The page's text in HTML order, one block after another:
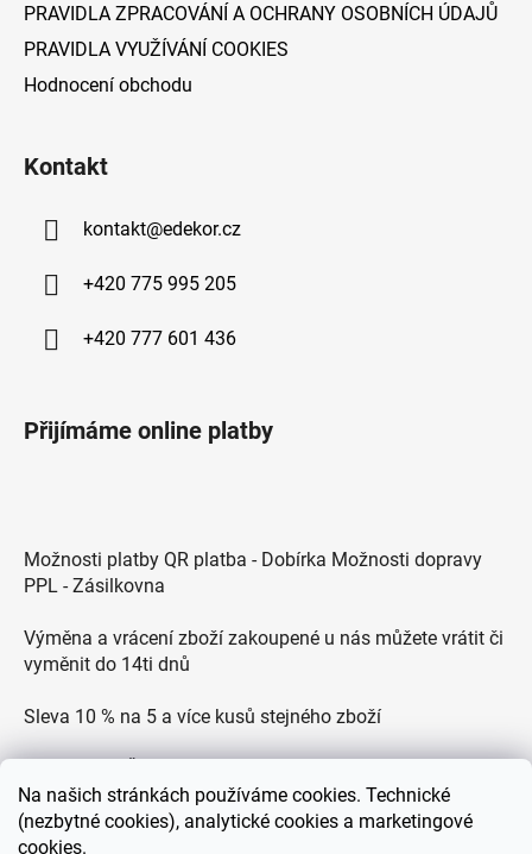
Na našich stránkách používáme cookies. Technické
(nezbytné cookies), analytické cookies a marketingové
cookies.
PRAVIDLA ZPRACOVÁNÍ A OCHRANY OSOBNÍCH ÚDAJŮ
PRAVIDLA VYUŽÍVÁNÍ COOKIES
Hodnocení obchodu
Kontakt
kontakt@edekor.cz
+420 775 995 205
+420 777 601 436
Přijímáme online platby
Možnosti platby QR platba - Dobírka Možnosti dopravy
PPL - Zásilkovna
Výměna a vrácení zboží zakoupené u nás můžete vrátit či
vyměnit do 14ti dnů
Sleva 10 % na 5 a více kusů stejného zboží
Zákaznická podpora každý všední den od 9.00 do 18.00
hodin